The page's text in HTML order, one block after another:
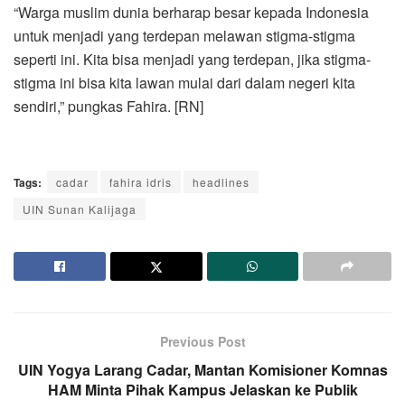
“Warga muslim dunia berharap besar kepada Indonesia
untuk menjadi yang terdepan melawan stigma-stigma
seperti ini. Kita bisa menjadi yang terdepan, jika stigma-
stigma ini bisa kita lawan mulai dari dalam negeri kita
sendiri,” pungkas Fahira. [RN]
Tags: cadar fahira idris
headlines
UIN Sunan Kalijaga
Previous Post
UIN Yogya Larang Cadar, Mantan Komisioner Komnas
HAM Minta Pihak Kampus Jelaskan ke Publik